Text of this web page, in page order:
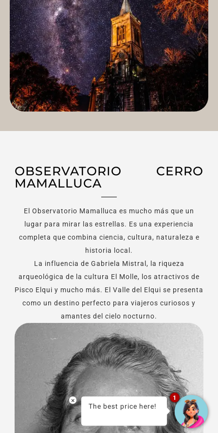
OBSERVATORIO CERRO
MAMALLUCA
El Observatorio Mamalluca es mucho más que un
lugar para mirar las estrellas. Es una experiencia
completa que combina ciencia, cultura, naturaleza e
historia local.
La influencia de Gabriela Mistral, la riqueza
arqueológica de la cultura El Molle, los atractivos de
Pisco Elqui y mucho más. El Valle del Elqui se presenta
como un destino perfecto para viajeros curiosos y
amantes del cielo nocturno.
×
The best price here!
1